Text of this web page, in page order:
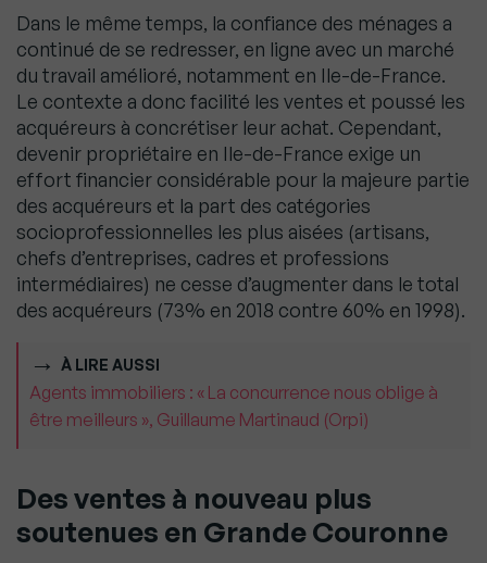
Dans le même temps, la confiance des ménages a
continué de se redresser, en ligne avec un marché
du travail amélioré, notamment en Ile-de-France.
Le contexte a donc facilité les ventes et poussé les
acquéreurs à concrétiser leur achat. Cependant,
devenir propriétaire en Ile-de-France exige un
effort financier considérable pour la majeure partie
des acquéreurs et la part des catégories
socioprofessionnelles les plus aisées (artisans,
chefs d’entreprises, cadres et professions
intermédiaires) ne cesse d’augmenter dans le total
des acquéreurs (73% en 2018 contre 60% en 1998).
À LIRE AUSSI
Agents immobiliers : « La concurrence nous oblige à
être meilleurs », Guillaume Martinaud (Orpi)
Des ventes à nouveau plus
soutenues en Grande Couronne